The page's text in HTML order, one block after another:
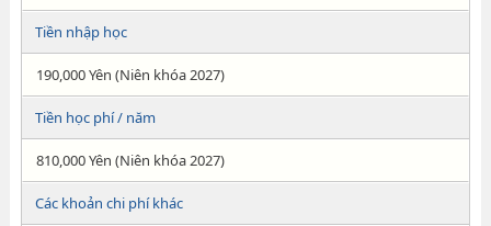
Tiền nhập học
190,000 Yên (Niên khóa 2027)
Tiền học phí / năm
810,000 Yên (Niên khóa 2027)
Các khoản chi phí khác